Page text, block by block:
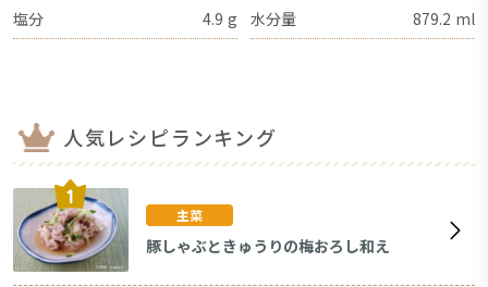
塩分 4.9 g 水分量 879.2 ml
人気レシピランキング
主菜
豚しゃぶときゅうりの梅おろし和え